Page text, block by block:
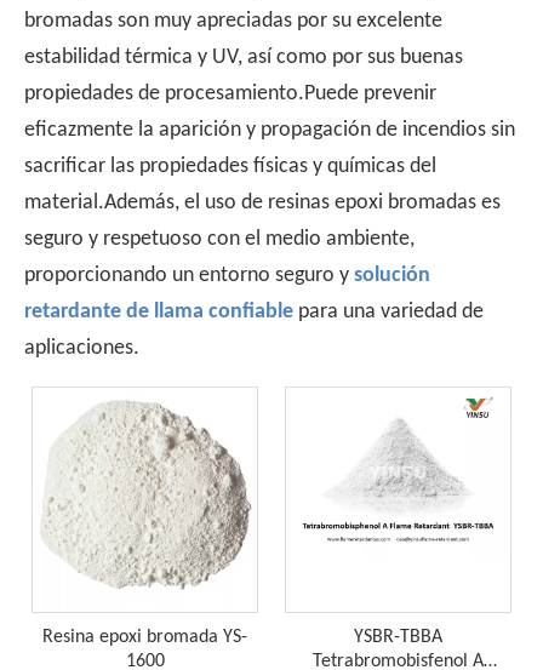
Comprender las características del PP-Retardante de llama sin halógeno
PP de retardante sin halógeno, como material
bromadas son muy apreciadas por su excelente
estabilidad térmica y UV, así como por sus buenas
propiedades de procesamiento.Puede prevenir
eficazmente la aparición y propagación de incendios sin
sacrificar las propiedades físicas y químicas del
material.Además, el uso de resinas epoxi bromadas es
seguro y respetuoso con el medio ambiente,
proporcionando un entorno seguro y solución
retardante de llama confiable para una variedad de
aplicaciones.
Resina epoxi bromada YS-
1600
YSBR-TBBA
Tetrabromobisfenol A